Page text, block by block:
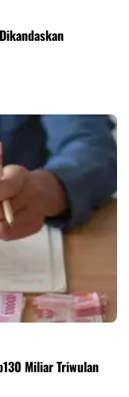
Miliar Triwulan